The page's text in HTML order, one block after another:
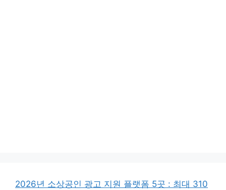
2026년 소상공인 광고 지원 플랫폼 5곳 : 최대 310